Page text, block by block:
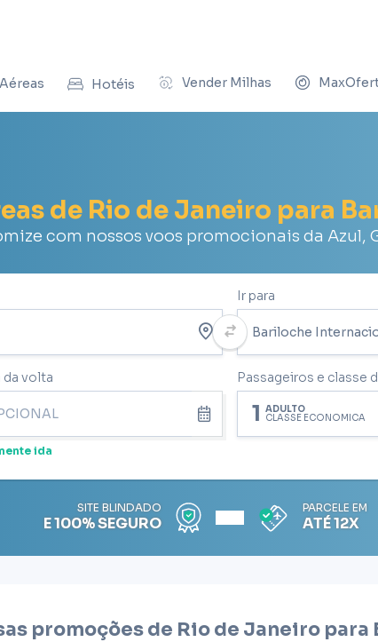
Hotéis Vender Milhas
de Rio de Janeiro para
com nossos voos promocionais da Azul,
Ir para
da volta
ida
Passageiros e classe
1 ADULTO
CLASSE ECONÔMICA
SITE BLINDADO
E 100% SEGURO
PARCELE EM
ATÉ 12X
promoções de Rio de Janeiro para